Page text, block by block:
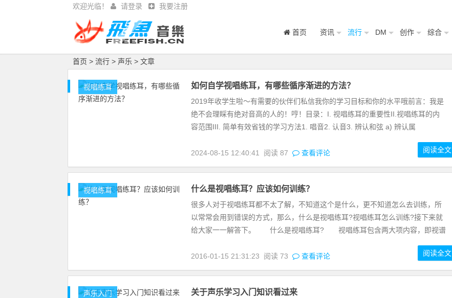
欢迎光临！ 请登录 我要注册
首页 资讯 流行 DM 创作 综合
首页 > 流行 > 声乐 > 文章
视唱练耳 如何自学视唱练耳，有哪些循序渐进的方法？
2019年收学生啦～有需要的伙伴们私信我你的学习目标和你的水平哦前言：我是
绝不会理睬有绝对音高的人的！哼！目录：I. 视唱练耳的重要性II.视唱练耳的内
容范围III. 简单有效省钱的学习方法1. 唱音2. 认音3. 辨认和弦 a) 辨认属
2024-08-15 12:40:41 阅读 87 查看评论 阅读全文
视唱练耳 什么是视唱练耳？应该如何训练？
很多人对于视唱练耳都不太了解，不知道这个是什么，更不知道怎么去训练，所
以常常会用到错误的方式，那么，什么是视唱练耳?视唱练耳怎么训练?接下来就
给大家一一解答下。 什么是视唱练耳? 视唱练耳包含两大项内容，即视谱
2016-01-15 21:31:23 阅读 73 查看评论 阅读全文
声乐入门 关于声乐学习入门知识看过来